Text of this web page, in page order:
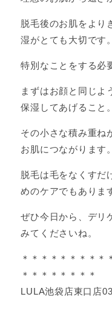
脱毛後のお肌をより
湿がとても大切です。
特別なことをする必
まずはお顔と同じよ
保湿してあげること。
その小さな積み重ね
お肌につながります。
脱毛は毛をなくすだ
めのケアでもありま
ぜひ今日から、デリ
みてくださいね。
＊＊＊＊＊＊＊＊＊
＊＊＊＊＊＊＊＊
LULA池袋店東口店